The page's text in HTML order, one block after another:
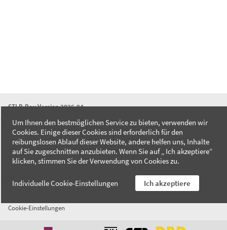
STLB-Bau Version 2026-04
FAQ
Kontakt
Datenschutzerklärung
Cookie-Einstellungen
Um Ihnen den bestmöglichen Service zu bieten, verwenden wir
Cookies. Einige dieser Cookies sind erforderlich für den
reibungslosen Ablauf dieser Website, andere helfen uns, Inhalte
auf Sie zugeschnitten anzubieten. Wenn Sie auf „ Ich akzeptiere“
klicken, stimmen Sie der Verwendung von Cookies zu.
Individuelle Cookie-Einstellungen Ich akzeptiere